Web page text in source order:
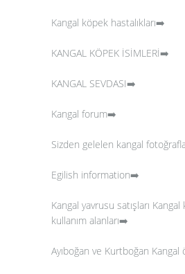
Kangal köpek hastalıkları➡️
KANGAL KÖPEK İSİMLERİ➡️
KANGAL SEVDASI➡️
Kangal forum➡️
Sizden gelelen kangal
Egilish information➡️
Kangal yavrusu satışları Kangal
kullanım alanları➡️
Ayıboğan ve Kurtboğan